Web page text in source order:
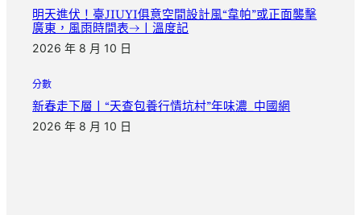
明天進伏！臺JIUYI俱意空間設計風“韋帕”或正面襲擊
廣東，風雨時間表→丨溫度記
2026 年 8 月 10 日
分數
新春走下層丨“天查包養行情坑村”年味濃_中國網
2026 年 8 月 10 日